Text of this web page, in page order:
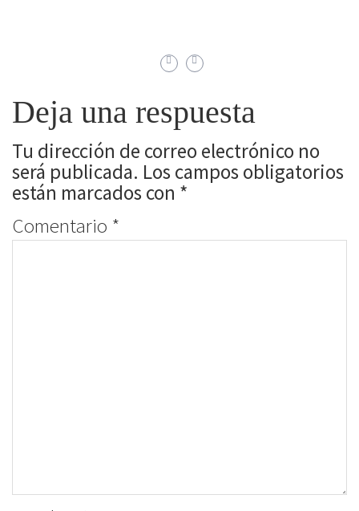
Deja una respuesta
Tu dirección de correo electrónico no
será publicada. Los campos obligatorios
están marcados con *
Comentario *